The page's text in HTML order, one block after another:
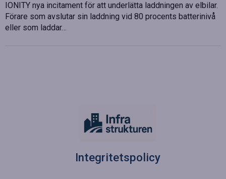
IONITY nya incitament för att underlätta laddningen av elbilar.
Förare som avslutar sin laddning vid 80 procents batterinivå
eller som laddar…
Integritetspolicy